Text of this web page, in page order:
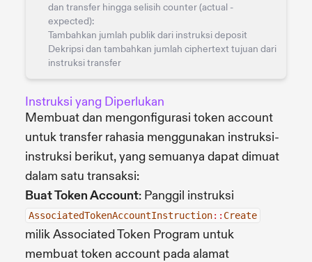
dan transfer hingga selisih counter (actual -
expected):
Tambahkan jumlah publik dari instruksi deposit
Dekripsi dan tambahkan jumlah ciphertext tujuan dari
instruksi transfer
Instruksi yang Diperlukan
Membuat dan mengonfigurasi token account
untuk transfer rahasia menggunakan instruksi-
instruksi berikut, yang semuanya dapat dimuat
dalam satu transaksi:
Buat Token Account: Panggil instruksi
AssociatedTokenAccountInstruction:: Create
milik Associated Token Program untuk
membuat token account pada alamat